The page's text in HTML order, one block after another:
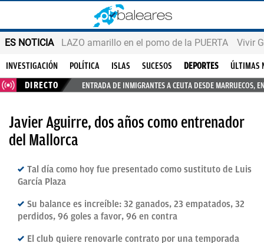
ES NOTICIA LAZO amarillo en el pomo de la PUERTA Vivir
INVESTIGACIÓN POLÍTICA ISLAS SUCESOS DEPORTES
ÚLTIMAS
DIRECTO
ENTRADA DE INMIGRANTES A CEUTA DESDE MARRUECOS,
Javier Aguirre, dos años como entrenador
del Mallorca
Tal día como hoy fue presentado como sustituto de Luis
García Plaza
Su balance es increíble: 32 ganados, 23 empatados, 32
perdidos, 96 goles a favor, 96 en contra
El club quiere renovarle contrato por una temporada